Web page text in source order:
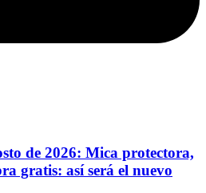
de 2026: Mica protectora,
gratis: así será el nuevo